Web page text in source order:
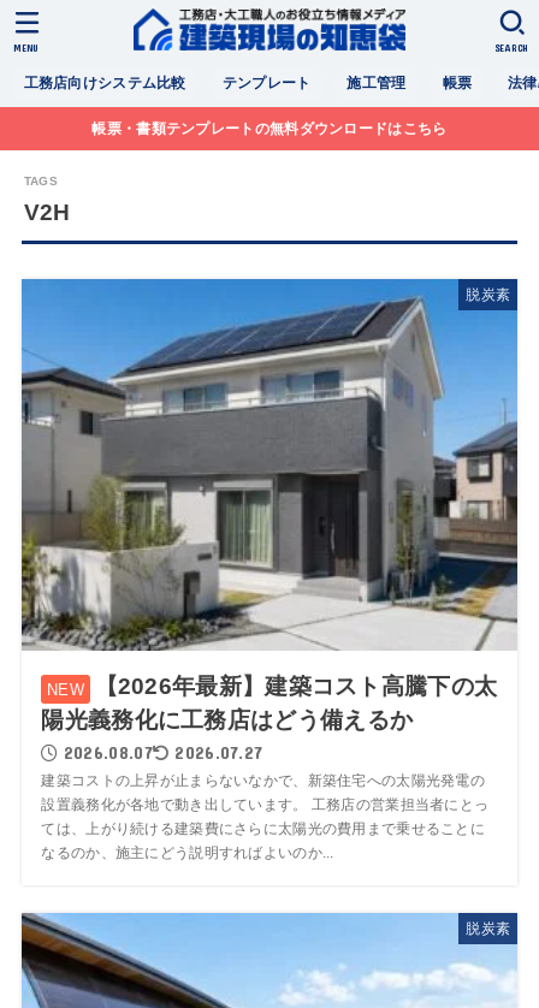
工務店向けシステム比較 テンプレート 施工管理 帳票 法
SEARCH
MENU
帳票・書類テンプレートの無料ダウンロードはこちら
V2H
脱炭素
【2026年最新】建築コスト高騰下の太
陽光義務化に工務店はどう備えるか
2026.08.07 2026.07.27
建築コストの上昇が止まらないなかで、新築住宅への太陽光発電の
設置義務化が各地で動き出しています。 工務店の営業担当者にとっ
ては、上がり続ける建築費にさらに太陽光の費用まで乗せることに
なるのか、施主にどう説明すればよいのか...
脱炭素